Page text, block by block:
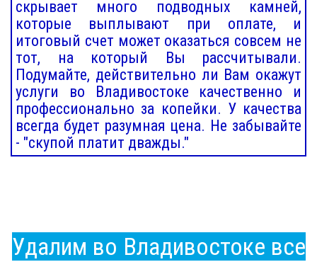
скрывает много подводных камней,
которые выплывают при оплате, и
итоговый счет может оказаться совсем не
тот, на который Вы рассчитывали.
Подумайте, действительно ли Вам окажут
услуги во Владивостоке качественно и
профессионально за копейки. У качества
всегда будет разумная цена. Не забывайте
- "скупой платит дважды."
Удалим во Владивостоке все